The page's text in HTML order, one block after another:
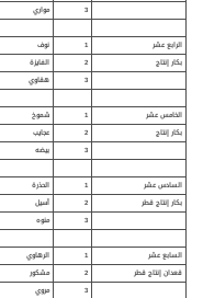
3
مواري
الرابع عشر 1 نوف
بكار إنتاج
2 الفايزة
3
هقاوي
الخامس عشر 1 شموخ
بكار إنتاج
2 عجايب
3
بيضه
السادس عشر 1 الحذرة
بكار إنتاج قطر
2 أسيل
3
منوه
السابع عشر 1 الرهاوي
قعدان إنتاج قطر
2 مشكور
3
مروي